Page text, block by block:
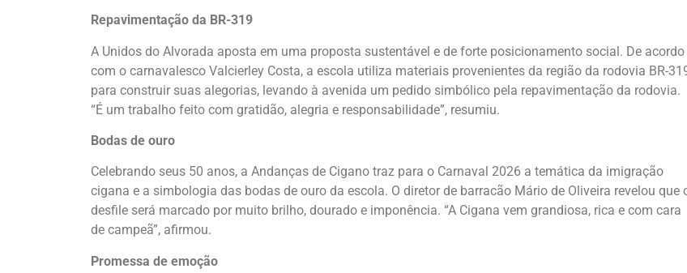
Repavimentação da BR-319
A Unidos do Alvorada aposta em uma proposta sustentável e de forte posicionamento social. De acordo
com o carnavalesco Valcierley Costa, a escola utiliza materiais provenientes da região da rodovia BR-
para construir suas alegorias, levando à avenida um pedido simbólico pela repavimentação da rodovia.
“É um trabalho feito com gratidão, alegria e responsabilidade”, resumiu.
Bodas de ouro
Celebrando seus 50 anos, a Andanças de Cigano traz para o Carnaval 2026 a temática da imigração
cigana e a simbologia das bodas de ouro da escola. O diretor de barracão Mário de Oliveira revelou que
desfile será marcado por muito brilho, dourado e imponência. “A Cigana vem grandiosa, rica e com cara
de campeã”, afirmou.
Promessa de emoção